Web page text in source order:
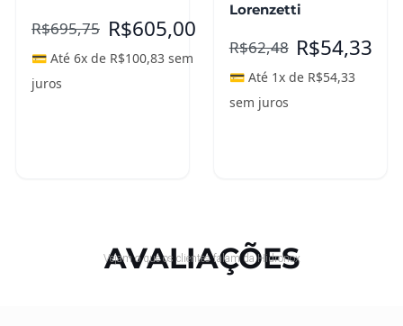
R$695,75 R$605,00
💳 Até 6x de R$100,83 sem
juros
Lorenzetti
R$62,48 R$54,33
💳 Até 1x de R$54,33
sem juros
AVALIAÇÕES
Vejam o que os clientes falam da Hidronox